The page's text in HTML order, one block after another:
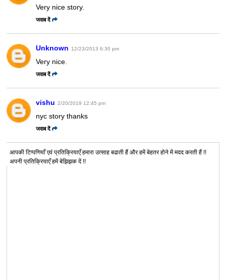
Very nice story.
जवाब दें
Unknown 12/23/2013 6:30 pm
Very nice.
जवाब दें
vishu 2/20/2019 12:45 pm
nyc story thanks
जवाब दें
आपकी टिप्पणियाँ एवं प्रतिक्रियाएँ हमारा उत्साह बढाती हैं और हमें बेहतर होने में मदद करती हैं !!
अपनी प्रतिक्रियाएँ हमें बेझिझक दें !!